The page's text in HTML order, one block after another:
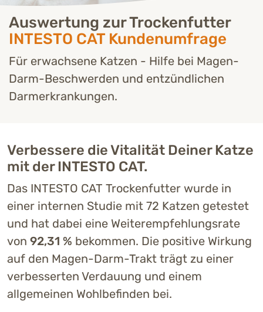
Auswertung zur Trockenfutter
INTESTO CAT Kundenumfrage
Für erwachsene Katzen - Hilfe bei Magen-
Darm-Beschwerden und entzündlichen
Darmerkrankungen.
Verbessere die Vitalität Deiner Katze
mit der INTESTO CAT.
Das INTESTO CAT Trockenfutter wurde in
einer internen Studie mit 72 Katzen getestet
und hat dabei eine Weiterempfehlungsrate
von 92,31 % bekommen. Die positive Wirkung
auf den Magen-Darm-Trakt trägt zu einer
verbesserten Verdauung und einem
allgemeinen Wohlbefinden bei.